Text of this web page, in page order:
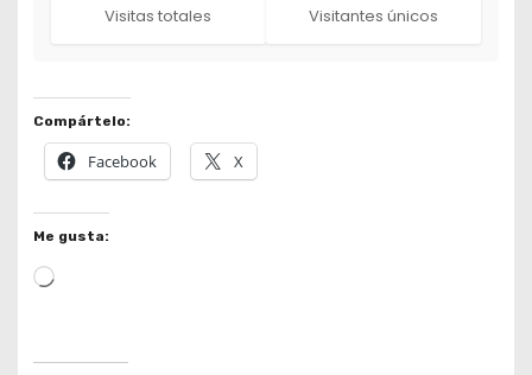
Visitas totales Visitantes únicos
Compártelo:
Facebook X
Me gusta:
L